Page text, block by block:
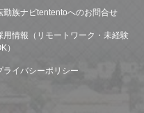
勤族ナビtententoへのお問合せ
用情報（リモートワーク・未経験
）
ライバシーポリシー